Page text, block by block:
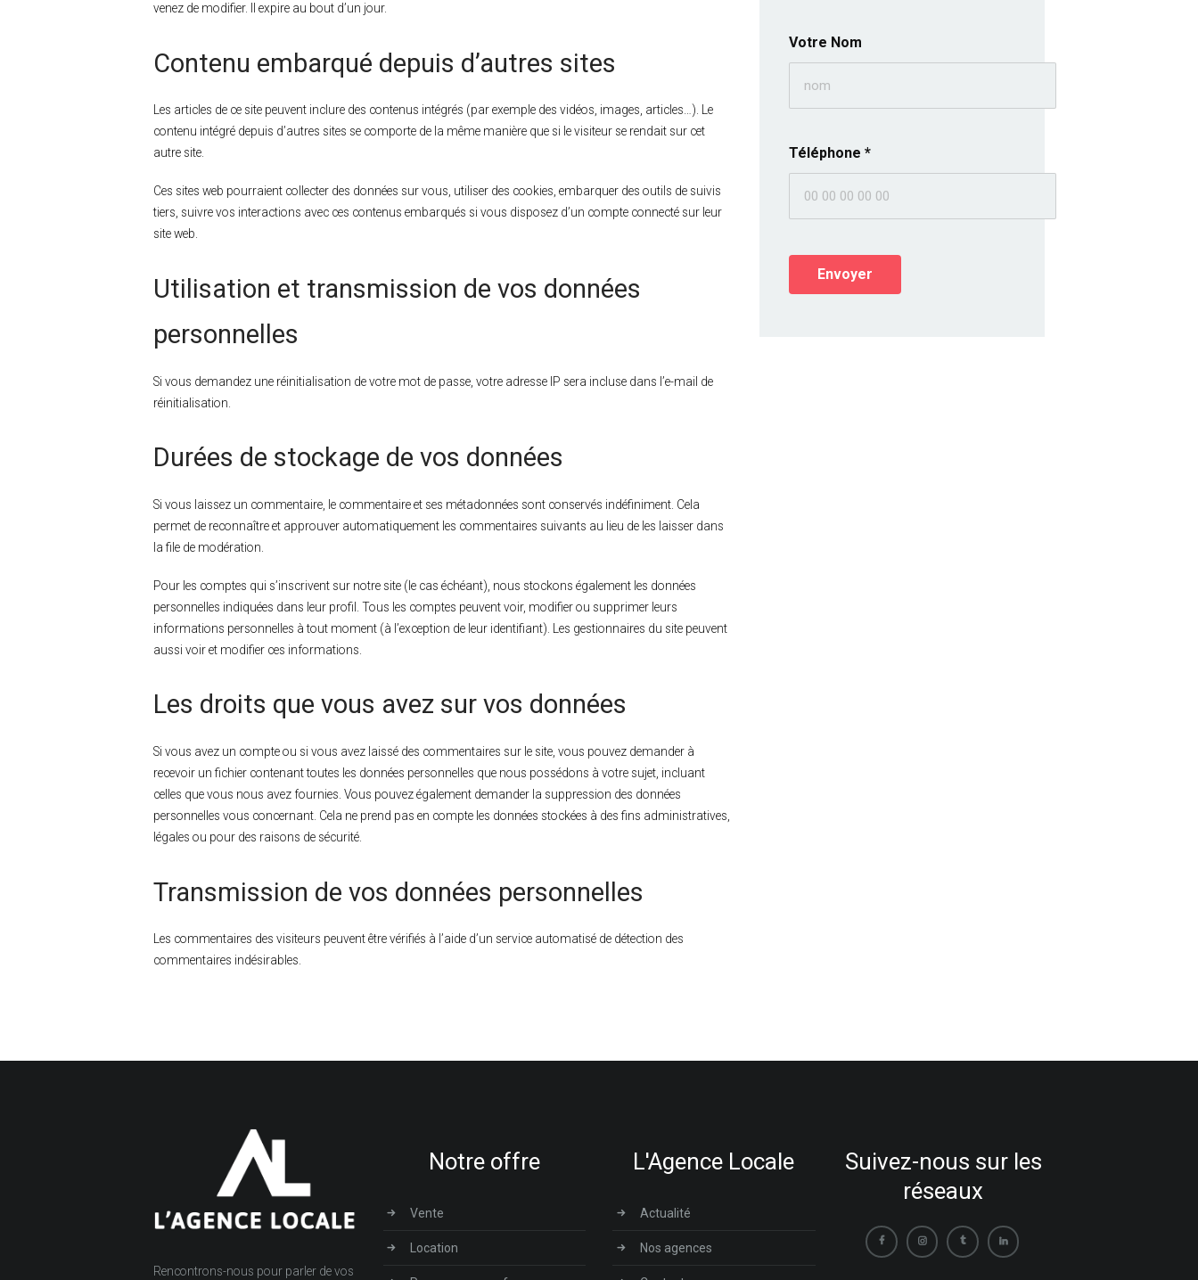
venez de modifier. Il expire au bout d’un jour.
Contenu embarqué depuis d’autres sites
Les articles de ce site peuvent inclure des contenus intégrés (par exemple des vidéos, images, articles…). Le
contenu intégré depuis d’autres sites se comporte de la même manière que si le visiteur se rendait sur cet
autre site.
Ces sites web pourraient collecter des données sur vous, utiliser des cookies, embarquer des outils de suivis
tiers, suivre vos interactions avec ces contenus embarqués si vous disposez d’un compte connecté sur leur
site web.
Utilisation et transmission de vos données
personnelles
Si vous demandez une réinitialisation de votre mot de passe, votre adresse IP sera incluse dans l’e-mail de
réinitialisation.
Durées de stockage de vos données
Si vous laissez un commentaire, le commentaire et ses métadonnées sont conservés indéfiniment. Cela
permet de reconnaître et approuver automatiquement les commentaires suivants au lieu de les laisser dans
la file de modération.
Pour les comptes qui s’inscrivent sur notre site (le cas échéant), nous stockons également les données
personnelles indiquées dans leur profil. Tous les comptes peuvent voir, modifier ou supprimer leurs
informations personnelles à tout moment (à l’exception de leur identifiant). Les gestionnaires du site peuvent
aussi voir et modifier ces informations.
Les droits que vous avez sur vos données
Si vous avez un compte ou si vous avez laissé des commentaires sur le site, vous pouvez demander à
recevoir un fichier contenant toutes les données personnelles que nous possédons à votre sujet, incluant
celles que vous nous avez fournies. Vous pouvez également demander la suppression des données
personnelles vous concernant. Cela ne prend pas en compte les données stockées à des fins administratives,
légales ou pour des raisons de sécurité.
Transmission de vos données personnelles
Les commentaires des visiteurs peuvent être vérifiés à l’aide d’un service automatisé de détection des
commentaires indésirables.
Votre Nom
Téléphone *
Envoyer
Rencontrons-nous pour parler de vos
Notre offre
Vente
Location
L'Agence Locale
Actualité
Nos agences
Suivez-nous sur les
réseaux